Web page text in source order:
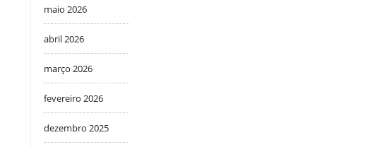
maio 2026
abril 2026
março 2026
fevereiro 2026
dezembro 2025